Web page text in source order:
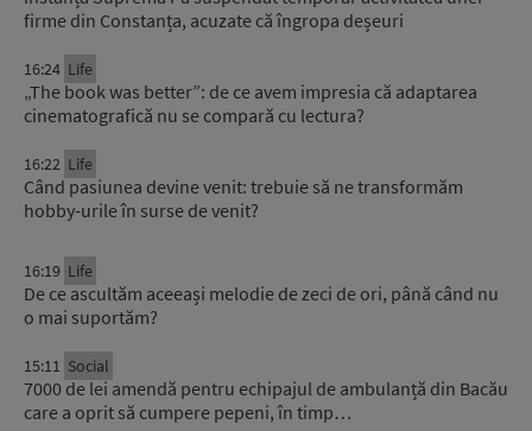
firme din Constanța, acuzate că îngropa deșeuri
16:24 Life
„The book was better”: de ce avem impresia că adaptarea
cinematografică nu se compară cu lectura?
16:22 Life
Când pasiunea devine venit: trebuie să ne transformăm
hobby-urile în surse de venit?
16:19 Life
De ce ascultăm aceeași melodie de zeci de ori, până când nu
o mai suportăm?
15:11 Social
7000 de lei amendă pentru echipajul de ambulanță din Bacău
care a oprit să cumpere pepeni, în timp…